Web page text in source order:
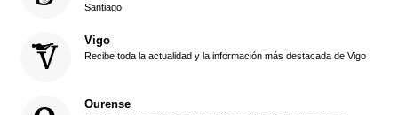
Santiago
Vigo
Recibe toda la actualidad y la información más destacada de Vigo
Ourense